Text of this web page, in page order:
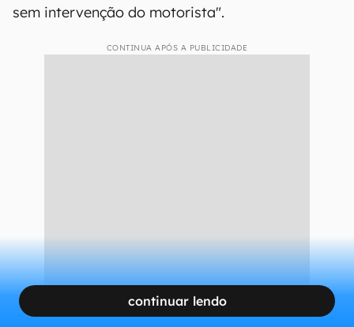
sem intervenção do motorista".
CONTINUA APÓS A PUBLICIDADE
continuar lendo